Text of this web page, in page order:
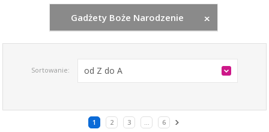
Gadżety Boże Narodzenie
Sortowanie: od Z do A
1 2 3 ... 6